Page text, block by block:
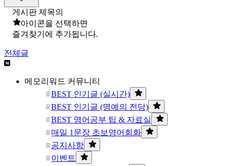
게시판 제목의
아이콘을 선택하면
즐겨찾기에 추가됩니다.
전체글
메모리워드 커뮤니티
BEST 인기글 (실시간)
BEST 인기글 (명예의 전당)
BEST 영어공부 팁 & 자료실
매일 1문장 초보영어회화
공지사항
이벤트